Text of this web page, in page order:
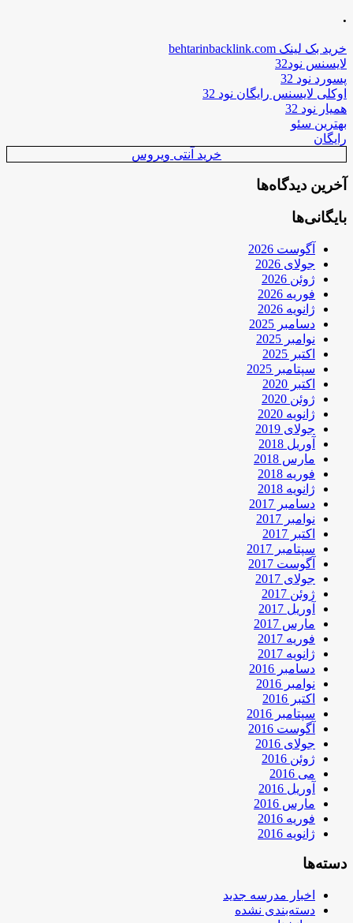
.
خرید بک لینک behtarinbacklink.com
لایسنس نود32
پسورد نود 32
اوکلی لایسنس رایگان نود 32
همیار نود 32
بهترین سئو
رایگان
خرید آنتی ویروس
آخرین دیدگاه‌ها
بایگانی‌ها
آگوست 2026
جولای 2026
ژوئن 2026
فوریه 2026
ژانویه 2026
دسامبر 2025
نوامبر 2025
اکتبر 2025
سپتامبر 2025
اکتبر 2020
ژوئن 2020
ژانویه 2020
جولای 2019
آوریل 2018
مارس 2018
فوریه 2018
ژانویه 2018
دسامبر 2017
نوامبر 2017
اکتبر 2017
سپتامبر 2017
آگوست 2017
جولای 2017
ژوئن 2017
آوریل 2017
مارس 2017
فوریه 2017
ژانویه 2017
دسامبر 2016
نوامبر 2016
اکتبر 2016
سپتامبر 2016
آگوست 2016
جولای 2016
ژوئن 2016
می 2016
آوریل 2016
مارس 2016
فوریه 2016
ژانویه 2016
دسته‌ها
اخبار مدرسه جدید
دسته‌بندی نشده